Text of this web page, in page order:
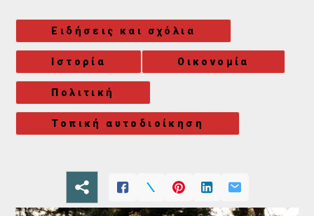
Ειδήσεις και σχόλια
Ιστορία Οικονομία
Πολιτική
Τοπική αυτοδιοίκηση